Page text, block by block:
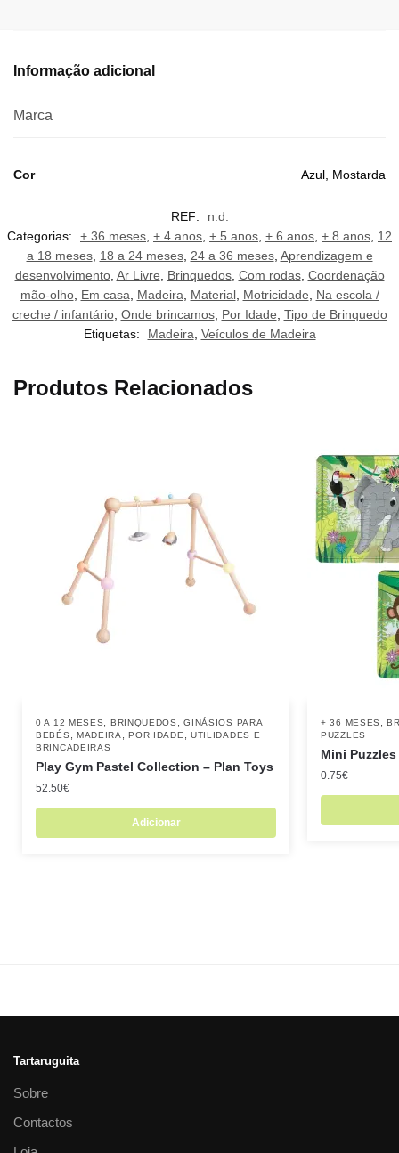
Informação adicional
Marca
Cor Azul, Mostarda
REF:
n.d.
Categorias:
+ 36 meses + 4 anos + 5 anos + 6 anos + 8 anos 12
a 18 meses, 18 a 24 meses, 24 a 36 meses, Aprendizagem e
desenvolvimento, Ar Livre Brinquedos, Com rodas, Coordenação
mão-olho, Em casa Madeira Material, Motricidade
Na escola /
creche / infantário, Onde brincamos, Por Idade Tipo de Brinquedo
Etiquetas:
Madeira Veículos de Madeira
Produtos Relacionados
0 A 12 MESES BRINQUEDOS ,GINÁSIOS PARA
BEBÉS
MADEIRA ,POR IDADE
UTILIDADES E
BRINCADEIRAS
Play Gym Pastel Collection – Plan Toys
52.50€
Adicionar
+ 36 MESES ,
PUZZLES
Mini
0.75€
Tartaruguita
Sobre
Contactos